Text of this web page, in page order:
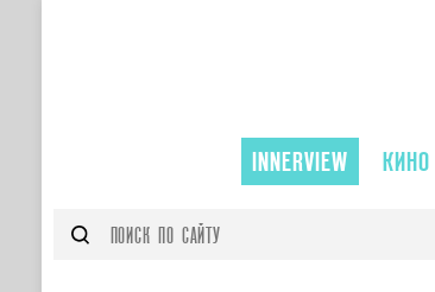
INNERVIEW КИНО